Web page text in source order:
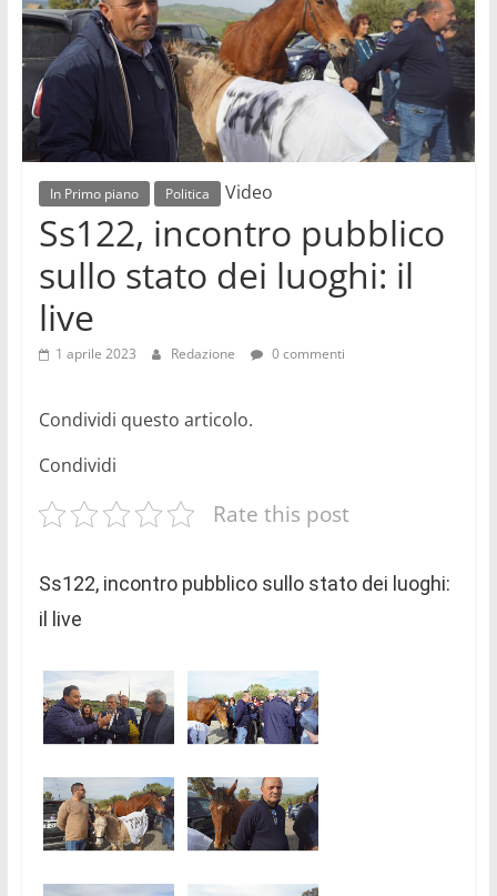
videonews
sempre
aggiornate
su
politica,
cronaca,
economia,
sport,
eventi,
spettacoli,
musica,
cultura,
scienza,
medicina
In Primo piano Politica Video
Ss122, incontro pubblico
sullo stato dei luoghi: il
live
1 aprile 2023 Redazione 0 commenti
Condividi questo articolo.
Condividi
Rate this post
Ss122, incontro pubblico sullo stato dei luoghi:
il live